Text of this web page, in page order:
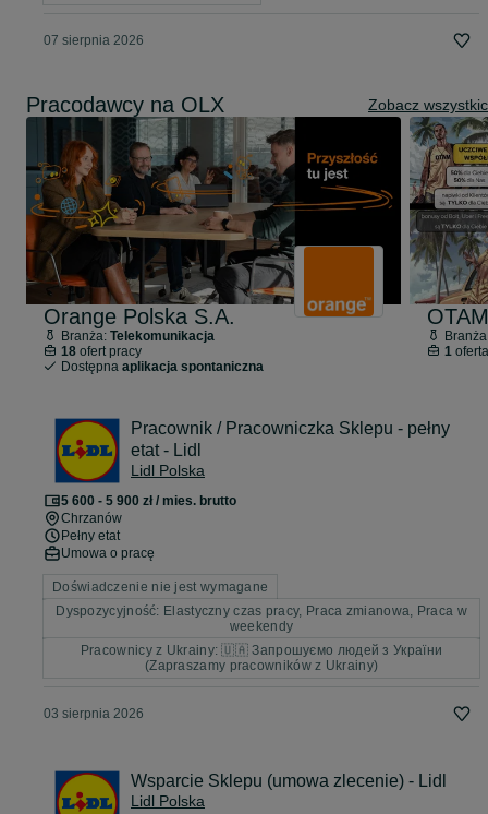
07 sierpnia 2026
Pracodawcy na OLX Zobacz
Orange Polska S.A.
Branża: Telekomunikacja
18ofert pracy
Dostępna aplikacja spontaniczna
1
Pracownik / Pracowniczka Sklepu - pełny
etat - Lidl
Lidl Polska
5 600 - 5 900 zł / mies. brutto
Chrzanów
Pełny etat
Umowa o pracę
Doświadczenie nie jest wymagane
Dyspozycyjność: Elastyczny czas pracy, Praca zmianowa, Praca w
weekendy
Pracownicy z Ukrainy: 🇺🇦 Запрошуємо людей з України
(Zapraszamy pracowników z Ukrainy)
03 sierpnia 2026
Wsparcie Sklepu (umowa zlecenie) - Lidl
Lidl Polska